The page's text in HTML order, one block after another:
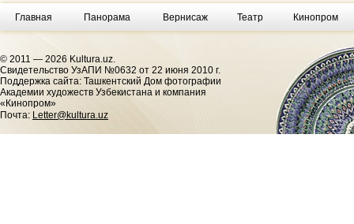
Главная Панорама Вернисаж Театр Кинопром
© 2011 — 2026 Kultura.uz.
Cвидетельство УзАПИ №0632 от 22 июня 2010 г.
Поддержка сайта: Ташкентский Дом фотографии
Академии художеств Узбекистана и компания
«Кинопром»
Почта: Letter@kultura.uz